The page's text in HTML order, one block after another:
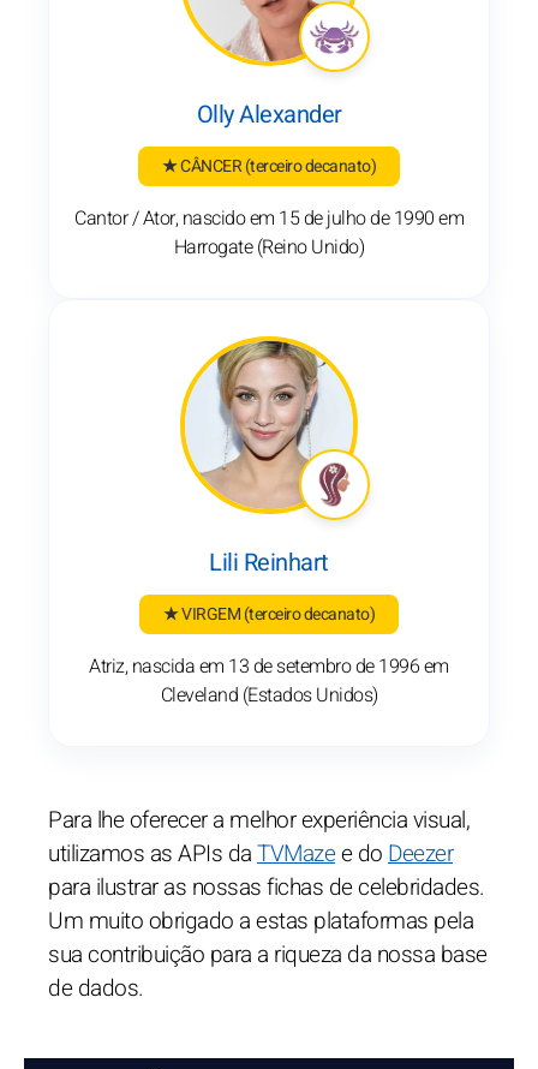
Olly Alexander
★ CÂNCER(terceiro decanato)
Cantor / Ator, nascido em 15 de julho de 1990 em
Harrogate (Reino Unido)
Lili Reinhart
★ VIRGEM(terceiro decanato)
Atriz, nascida em 13 de setembro de 1996 em
Cleveland (Estados Unidos)
Para lhe oferecer a melhor experiência visual,
utilizamos as APIs daTVMazee doDeezer
para ilustrar as nossas fichas de celebridades.
Um muito obrigado a estas plataformas pela
sua contribuição para a riqueza da nossa base
de dados.